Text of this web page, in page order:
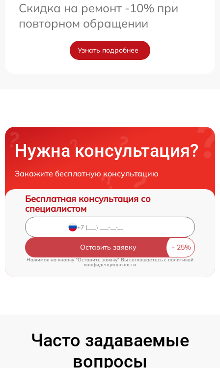
Скидка на ремонт -10% при
повторном обращении
Узнать подробнее
Нужна консультация?
Закажите бесплатную консультацию
Бесплатная консультация со
специалистом
Оставить заявку
Нажимая на кнопку "Оставить заявку" Вы соглашаетесь cполитикой
конфиденциальности
Часто задаваемые
вопросы